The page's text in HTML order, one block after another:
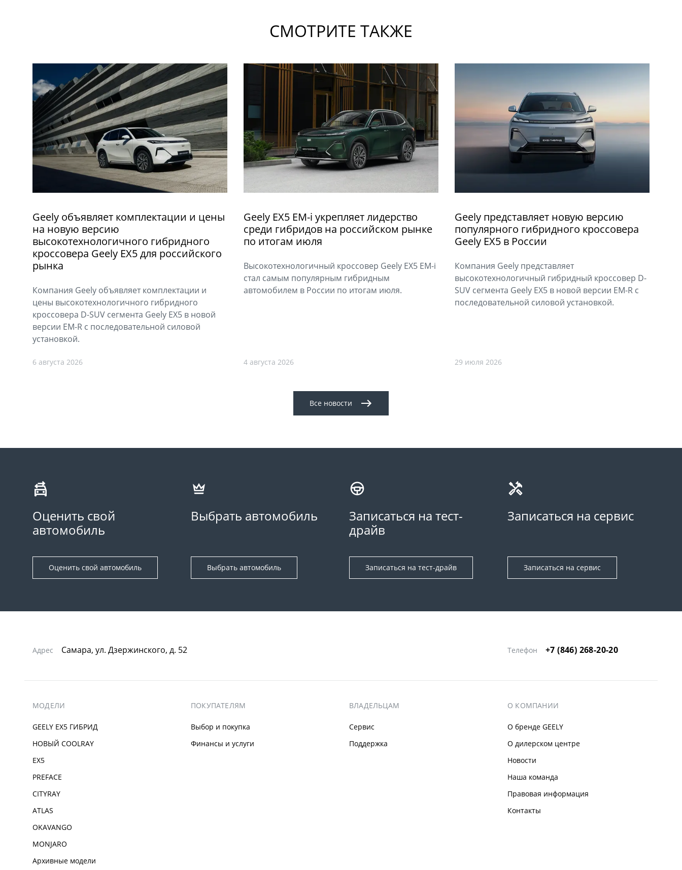
СМОТРИТЕ ТАКЖЕ
Geely объявляет комплектации и цены
на новую версию
высокотехнологичного гибридного
кроссовера Geely EX5 для российского
рынка
Компания Geely объявляет комплектации и
цены высокотехнологичного гибридного
кроссовера D-SUV сегмента Geely EX5 в новой
версии EM-R с последовательной силовой
установкой.
6 августа 2026
Geely EX5 EM-i укрепляет лидерство
среди гибридов на российском рынке
по итогам июля
Высокотехнологичный кроссовер Geely EX5 EM-i
стал самым популярным гибридным
автомобилем в России по итогам июля.
4 августа 2026
Geely представляет новую версию
популярного гибридного кроссовера
Geely EX5 в России
Компания Geely представляет
высокотехнологичный гибридный кроссовер D-
SUV сегмента Geely EX5 в новой версии EM-R с
последовательной силовой установкой.
29 июля 2026
Все новости
Оценить свой
автомобиль
Оценить свой автомобиль
Выбрать автомобиль
Выбрать автомобиль
Записаться на тест-
драйв
Записаться на тест-драйв
Записаться на сервис
Записаться на сервис
Адрес Самара, ул. Дзержинского, д. 52 Телефон +7 (846) 268-20-20
МОДЕЛИ
GEELY EX5 ГИБРИД
НОВЫЙ COOLRAY
EX5
PREFACE
CITYRAY
ATLAS
OKAVANGO
MONJARO
Архивные модели
ПОКУПАТЕЛЯМ
Выбор и покупка
Финансы и услуги
ВЛАДЕЛЬЦАМ
Сервис
Поддержка
О КОМПАНИИ
О бренде GEELY
О дилерском центре
Новости
Наша команда
Правовая информация
Контакты